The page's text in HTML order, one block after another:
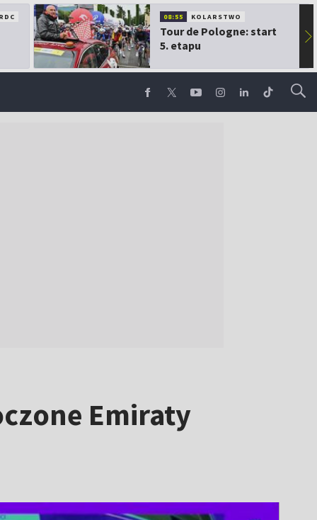
08:55 KOLARSTWO
Tour de Pologne: start
5. etapu
▶
Emiraty